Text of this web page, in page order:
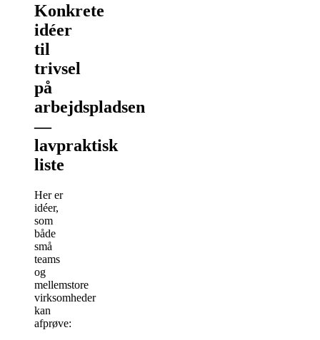
Konkrete
idéer
til
trivsel
på
arbejdspladsen
—
lavpraktisk
liste
Her er
idéer,
som
både
små
teams
og
mellemstore
virksomheder
kan
afprøve: